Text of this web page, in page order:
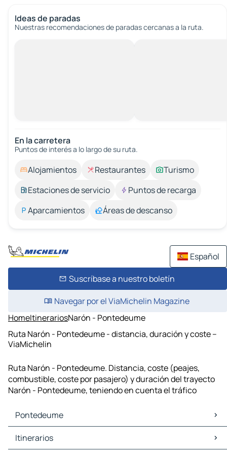
Ideas de paradas
Nuestras recomendaciones de paradas cercanas a la ruta.
En la carretera
Puntos de interés a lo largo de su ruta.
Alojamientos Restaurantes
Turismo
Estaciones de servicio
Puntos de recarga
Aparcamientos
Áreas de descanso
Español
Suscríbase a nuestro boletín
Navegar por el ViaMichelin Magazine
HomeItinerariosNarón - Pontedeume
Ruta Narón - Pontedeume - distancia, duración y coste –
ViaMichelin
Ruta Narón - Pontedeume. Distancia, coste (peajes,
combustible, coste por pasajero) y duración del trayecto
Narón - Pontedeume, teniendo en cuenta el tráfico
Pontedeume
Pontedeume Mapas Planos
Pontedeume Trafico
Itinerarios